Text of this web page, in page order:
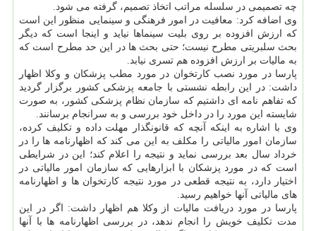
چه تصمیمی در سلسله مراتب اتخاذ تصمیم، گرفته می شود.
وی اضافه كرد: معافیت در امور فرهنگی و سینمایی منظور این است
كه ارزش افزوده بر روی بلیت سینماها نیاید و اینجا است كه دیگر
بحث سلبریتی مطرح نیست؛ حتی بحث ها در این حد مطرح است كه
به مالیات بر ارزش افزوده هم تسری نیابد.
پارسا در مورد نصب كارتخوان در مورد مطب پزشكان و وكلا اظهار
داشت: در این رابطه نشستی با جامعه پزشكی كشور برگزار گردید
كه تفاهم نامه ای داشتیم كه سازمان نظام پزشكی كشور، به صورت
شایسته این مورد را در داخل خود بررسی و به سرانجام برسانند.
وی با اشاره به اینكه آنچه كه قانونگذار مهلت داده و تكلیف كرده،
سازمان امور مالیاتی را مكلف به این می كند كه اظهارنامه ها را در
خرداد سال بعد بررسی نماید و نتیجه را اعلام كند؛ این در شرایطی
است كه در مورد پزشكان با ابزارهایی كه سازمان امور مالیاتی در
اختیار دارد، به نتیجه قطعی در مورد نتیجه كارتخوان ها و اظهارنامه
های مالیاتی آنها خواهیم رسید.
پارسا در مورد دریافت مالیات از وكلا هم اظهار داشت: اگر در این
مدت تكلیف خویش را انجام ندهد، در بررسی اظهارنامه ها با آنها